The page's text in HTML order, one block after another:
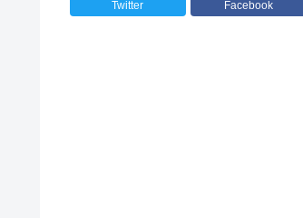
Twitter Facebook